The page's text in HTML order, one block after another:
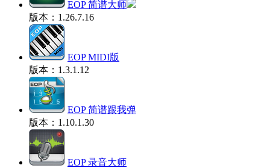
EOP 简谱大师
版本：1.26.7.16
EOP MIDI版
版本：1.3.1.12
EOP 简谱跟我弹
版本：1.10.1.30
EOP 录音大师